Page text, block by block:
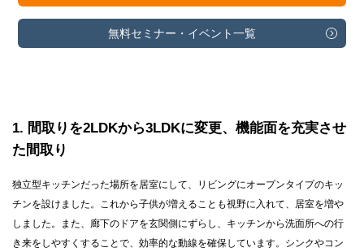
無料セミナー・ イベント一覧
1
間取りを2LDKから3LDKに変更、機能面を充実させ
た間取り
独立型キッチンだった場所を居室にして、リビングにオープンタイプのキッ
チンを設けました。これから子供が増えることも視野に入れて、居室を増や
しました。また、廊下のドアを玄関側にずらし、キッチンから洗面所への行
き来をしやすくすることで、効率的な動線を確保しています。シンクやコン